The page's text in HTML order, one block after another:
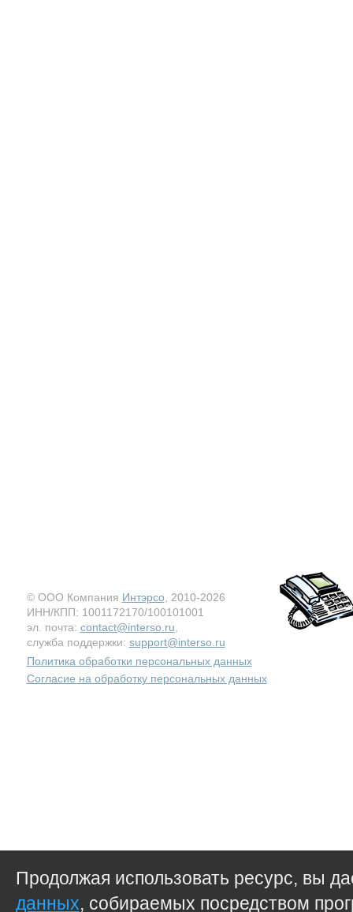
© ООО Компания Интэрсо , 2010-2026
ИНН/КПП: 1001172170/100101001
эл. почта: contact@interso.ru
служба поддержки: support@interso.ru
Политика обработки персональных данных
Согласие на обработку персональных данных
Продолжая использовать ресурс, вы
данных, собираемых посредством